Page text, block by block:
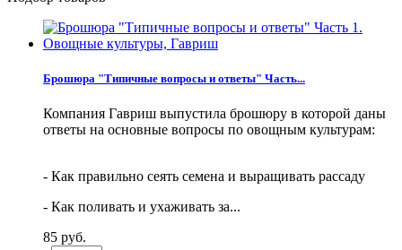
Брошюра "Типичные вопросы и ответы" Часть...
Компания Гавриш выпустила брошюру в которой даны
ответы на основные вопросы по овощным культурам:
- Как правильно сеять семена и выращивать рассаду
- Как поливать и ухаживать за...
85 руб.